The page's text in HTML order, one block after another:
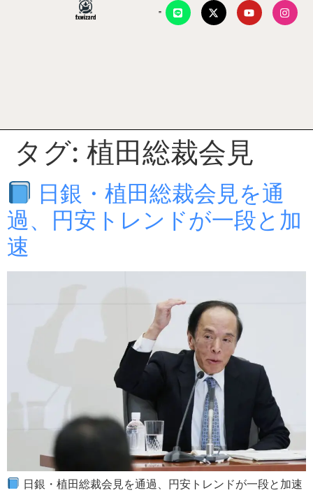
タグ: 植田総裁会見
日銀・植田総裁会見を通
過、円安トレンドが一段と加
速
日銀・植田総裁会見を通過、円安トレンドが一段と加速